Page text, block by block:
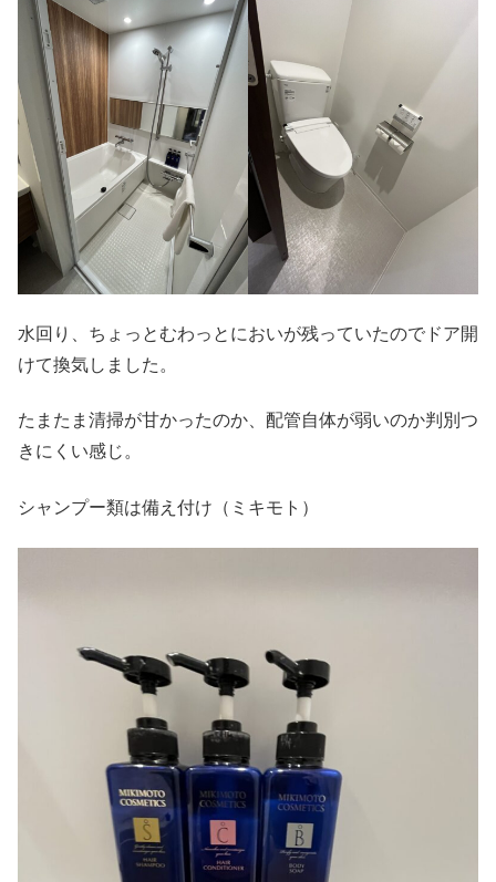
水回り、ちょっとむわっとにおいが残っていたのでドア開
けて換気しました。
たまたま清掃が甘かったのか、配管自体が弱いのか判別つ
きにくい感じ。
シャンプー類は備え付け（ミキモト）